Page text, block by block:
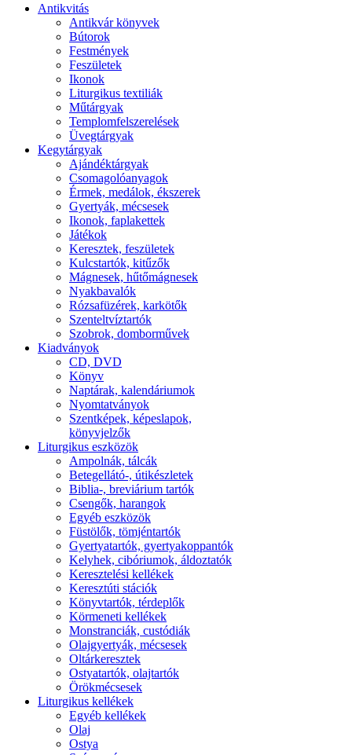
Antikvitás
Antikvár könyvek
Bútorok
Festmények
Feszületek
Ikonok
Liturgikus textiliák
Műtárgyak
Templomfelszerelések
Üvegtárgyak
Kegytárgyak
Ajándéktárgyak
Csomagolóanyagok
Érmek, medálok, ékszerek
Gyertyák, mécsesek
Ikonok, faplakettek
Játékok
Keresztek, feszületek
Kulcstartók, kitűzők
Mágnesek, hűtőmágnesek
Nyakbavalók
Rózsafüzérek, karkötők
Szenteltvíztartók
Szobrok, domborművek
Kiadványok
CD, DVD
Könyv
Naptárak, kalendáriumok
Nyomtatványok
Szentképek, képeslapok,
könyvjelzők
Liturgikus eszközök
Ampolnák, tálcák
Betegellátó-, útikészletek
Biblia-, breviárium tartók
Csengők, harangok
Egyéb eszközök
Füstölők, tömjéntartók
Gyertyatartók, gyertyakoppantók
Kelyhek, cibóriumok, áldoztatók
Keresztelési kellékek
Keresztúti stációk
Könyvtartók, térdeplők
Körmeneti kellékek
Monstranciák, custódiák
Olajgyertyák, mécsesek
Oltárkeresztek
Ostyatartók, olajtartók
Örökmécsesek
Liturgikus kellékek
Egyéb kellékek
Olaj
Ostya